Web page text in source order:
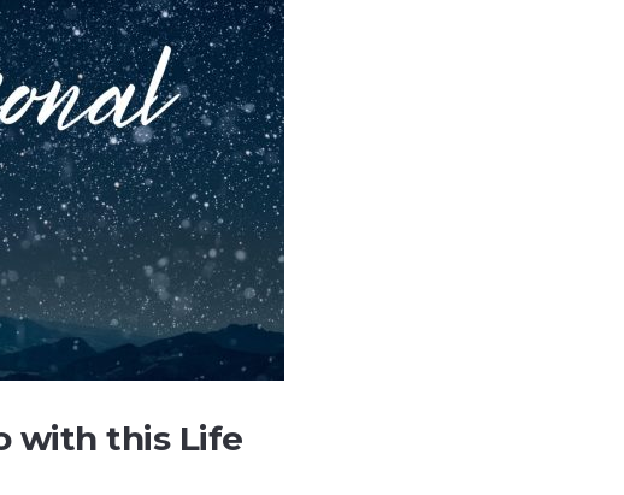
with this Life